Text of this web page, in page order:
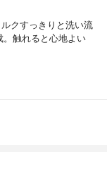
クすっきりと洗い流
。触れると心地よい